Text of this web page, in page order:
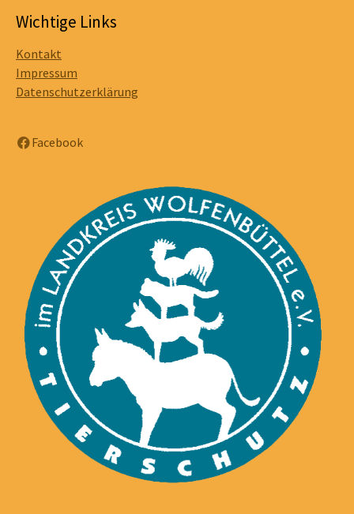
Wichtige Links
Kontakt
Impressum
Datenschutzerklärung
Facebook